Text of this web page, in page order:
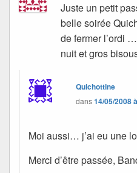
Juste un petit
belle soirée
de fermer l’ordi
nuit et gros
Quichottine
dans14/05/2008
Moi aussi… j’ai eu une
Merci d’être passée,